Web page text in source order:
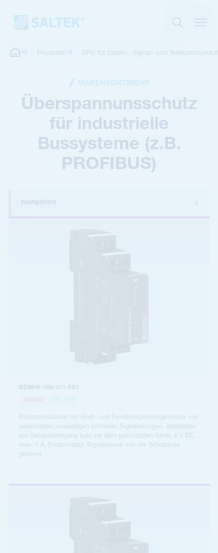
Produkte SPD für Daten-, Signal- und
WARENSORTIMENT
Überspannunsschutz
für industrielle
Bussysteme (z.B.
PROFIBUS)
Navigation
BDMHF-006-V/1-FR1
Blitzstromableiter mit Grob- und Feinüberspannungsschutz von
geschirmten zweiadrigen schnellen Signalleitungen, Installation
am Gebäudeeingang kurz vor dem geschützten Gerät, 6 V DC,
max. 1 A, Ersatzmodul, Signalmasse von der Schutzerde
getrennt